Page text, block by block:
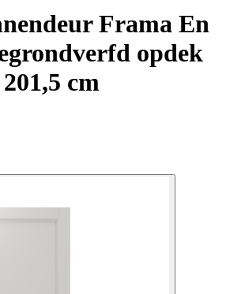
Frama En
opdek
cm